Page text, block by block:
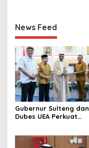
News Feed
Gubernur Sulteng dan
Dubes UEA Perkuat